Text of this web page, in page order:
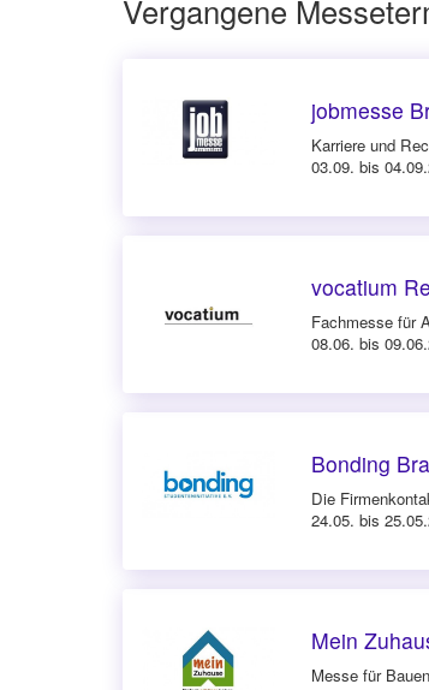
Vergangene
jobmesse
Karriere und
03.09. bis
vocatium
Fachmesse für
08.06. bis
Bonding
Die
24.05. bis
Mein
Messe für